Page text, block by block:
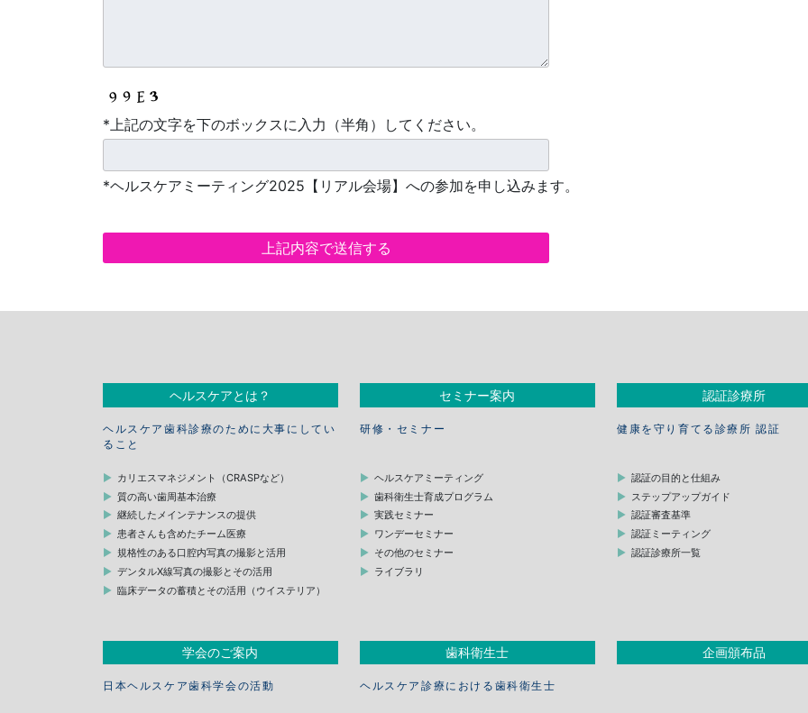
*上記の文字を下のボックスに入力（半角）してください。
*ヘルスケアミーティング2025【リアル会場】への参加を申し込みます。
ヘルスケアとは？
ヘルスケア歯科診療のために大事にしてい
ること
カリエスマネジメント（CRASPなど）
質の高い歯周基本治療
継続したメインテナンスの提供
患者さんも含めたチーム医療
規格性のある口腔内写真の撮影と活用
デンタルX線写真の撮影とその活用
臨床データの蓄積とその活用（ウイステリア）
セミナー案内
研修・セミナー
ヘルスケアミーティング
歯科衛生士育成プログラム
実践セミナー
ワンデーセミナー
その他のセミナー
ライブラリ
認証診療所
健康を守り育てる診療所 認証
認証の目的と仕組み
ステップアップガイド
認証審査基準
認証ミーティング
認証診療所一覧
学会のご案内
日本ヘルスケア歯科学会の活動
歯科衛生士
ヘルスケア診療における歯科衛生士
企画頒布品